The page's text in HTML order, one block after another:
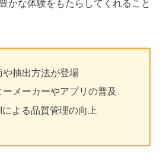
かな体験をもたらしてくれること
や抽出方法が登場
ーメーカーやアプリの普及
よる品質管理の向上